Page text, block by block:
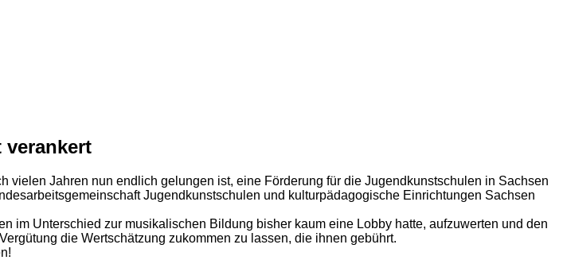
Jahren nun endlich gelungen ist, eine Förderung für die Jugendkunstschulen in Sachsen
Jugendkunstschulen und kulturpädagogische Einrichtungen Sachsen
im Unterschied zur musikalischen Bildung bisher kaum eine Lobby hatte, aufzuwerten und den
die Wertschätzung zukommen zu lassen, die ihnen gebührt.